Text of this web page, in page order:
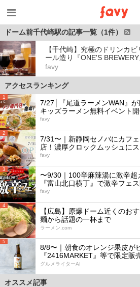
ドーム前千代崎駅の記事一覧（1件）
【千代崎】究極のドリンカ
ール造り『ONE'S BREWERY
favy
アクセスランキング
1
7/27│『尾道ラーメンWAN』が
キッズラーメン無料イベント
favy
2
7/31〜｜新静岡セノバにカフ
店！濃厚クロックムッシュに
favy
3
〜9/30｜100辛麻辣湯に激辛超
『富山北口横丁』で激辛フェ
favy
4
【広島】原爆ドーム近くのお
麺から話題の一杯まで
ラーメン.com
5
8/8〜｜朝食のオレンジ果皮が
『2416MARKET』等で限定販
グルメライターAI
オススメ記事